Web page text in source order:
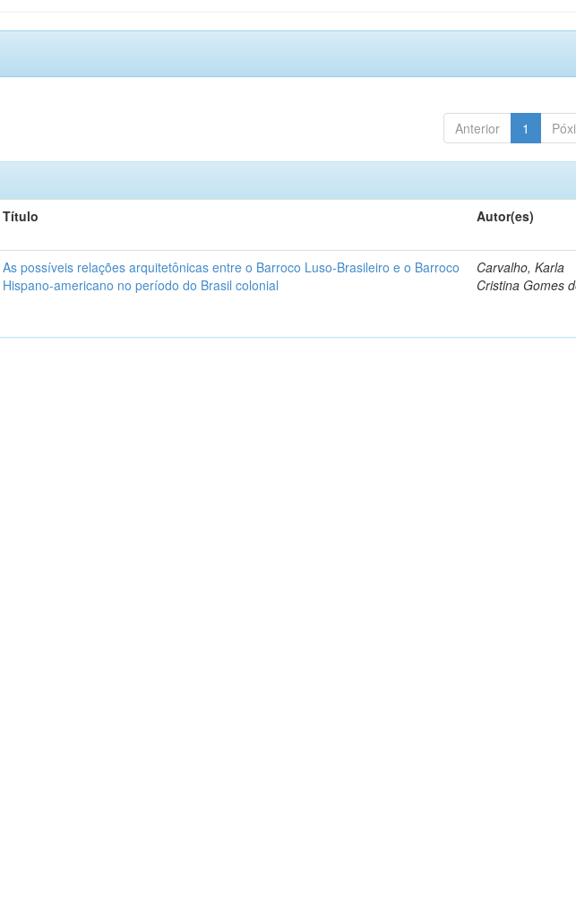
Anterior 1
Título Autor(es)
As possíveis relações arquitetônicas entre o Barroco Luso-Brasileiro e o Barroco
Hispano-americano no período do Brasil colonial
Carvalho, Karla
Cristina Gomes